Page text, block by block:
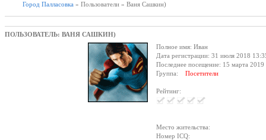
Город Палласовка » Пользователи » Ваня Сашкин)
ПОЛЬЗОВАТЕЛЬ: ВАНЯ САШКИН)
Полное имя: Иван
Дата регистрации: 31 июля 2018
Последнее посещение: 15 марта 2019
Группа: Посетители
Рейтинг:
Место жительства:
Номер ICQ: